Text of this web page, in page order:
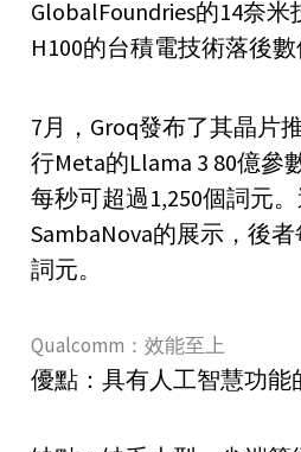
GlobalFoundries的14奈
H100的台積電技術落後數
7月，Groq發布了其晶片
行Meta的Llama 3 80億參
每秒可超過1,250個詞元
SambaNova的展示，後
詞元。
Qualcomm：效能至上
優點：具有人工智慧功能